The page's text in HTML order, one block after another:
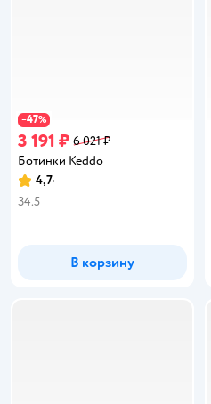
−47%
3 191 ₽ 6 021 ₽
Ботинки Keddo
Рейтинг:
4,7
34.5
В корзину